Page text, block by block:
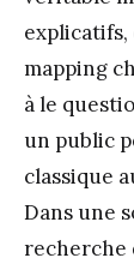
explicatifs,
mapping
à le
un public
classique
Dans une
recherche